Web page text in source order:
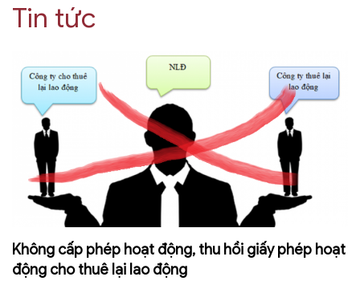
Tin tức
Không cấp phép hoạt động, thu hồi giấy phép hoạt
động cho thuê lại lao động